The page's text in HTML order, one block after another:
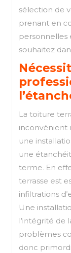
sélection de
prenant en
personnelles
souhaitez
La toiture
inconvénient
une
une
terme. En
terrasse est
infiltrations
Une
l’intégrité de
problèmes
donc